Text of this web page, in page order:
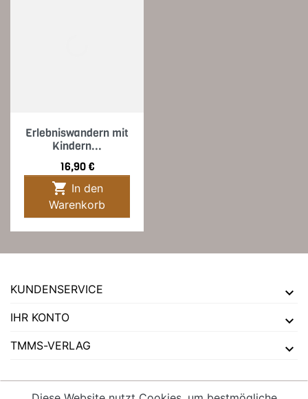
Erlebniswandern mit
Kindern...
Preis
16,90 €

Warenkorb
KUNDENSERVICE
IHR KONTO
TMMS-VERLAG